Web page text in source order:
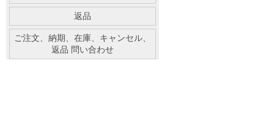
返品
ご注文、納期、在庫、キャンセル、
返品 問い合わせ